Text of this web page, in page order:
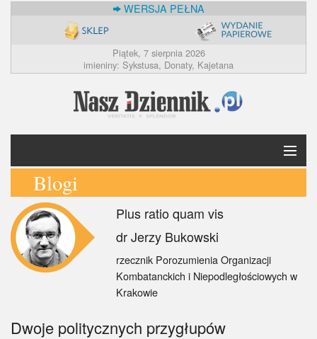
WERSJA PEŁNA
Piątek, 7 sierpnia 2026
imieniny: Sykstusa, Donaty, Kajetana
Krótko
Polska
Świat
Myśl
Blogi
Plus ratio quam vis
dr Jerzy Bukowski
rzecznik Porozumienia Organizacji
Kombatanckich i Niepodległościowych w
Krakowie
Dwoje politycznych przygłupów